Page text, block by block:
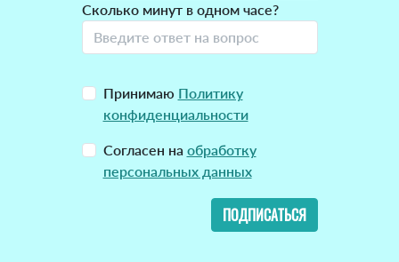
Сколько минут в одном часе?
Принимаю Политику
конфиденциальности
Согласен на обработку
персональных данных
ПОДПИСАТЬСЯ